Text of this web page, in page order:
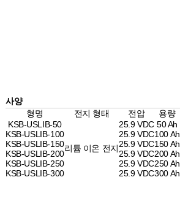
사양
형명
전지 형태 전압 용량
KSB-USLIB-50
리튬 이온 전지
25.9 VDC 50 Ah
KSB-USLIB-100 25.9 VDC100 Ah
KSB-USLIB-150
25.9 VDC150 Ah
KSB-USLIB-200
25.9 VDC200 Ah
KSB-USLIB-250
25.9 VDC250 Ah
KSB-USLIB-300
25.9 VDC300 Ah